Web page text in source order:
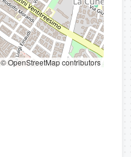
© OpenStreetMap contributors